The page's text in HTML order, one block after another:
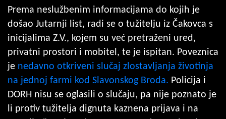
Prema neslužbenim informacijama do kojih je
došao Jutarnji list, radi se o tužitelju iz Čakovca s
inicijalima Z.V., kojem su već pretraženi ured,
privatni prostori i mobitel, te je ispitan. Poveznica
je nedavno otkriveni slučaj zlostavljanja životinja
na jednoj farmi kod Slavonskog Broda. Policija i
DORH nisu se oglasili o slučaju, pa nije poznato je
li protiv tužitelja dignuta kaznena prijava i na